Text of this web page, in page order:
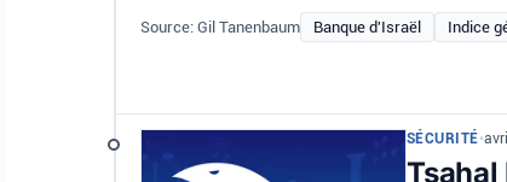
Source: Gil Tanenbaum Banque d'Israël Indice
SÉCURITÉ•